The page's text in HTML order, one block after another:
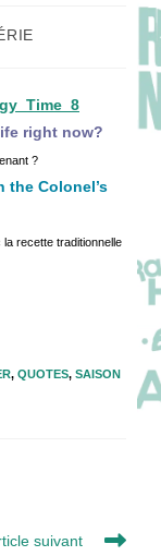
right now?
?
the Colonel’s
recette traditionnelle
, QUOTES, SAISON
suivant